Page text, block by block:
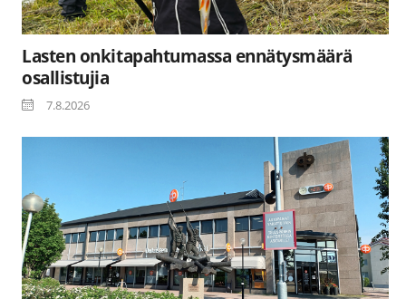
Lasten onkitapahtumassa ennätysmäärä
osallistujia
7.8.2026